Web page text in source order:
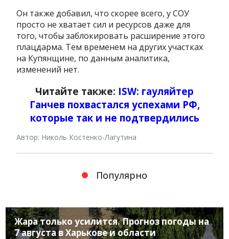
Он также добавил, что скорее всего, у СОУ
просто не хватает сил и ресурсов даже для
того, чтобы заблокировать расширение этого
плацдарма. Тем временем на других участках
на Купянщине, по данным аналитика,
изменений нет.
Читайте также: ISW: гауляйтер
Ганчев похвастался успехами РФ,
которые так и не подтвердились
Автор: Николь Костенко-Лагутина
Популярно
Жара только усилится. Прогноз погоды на
7 августа в Харькове и области